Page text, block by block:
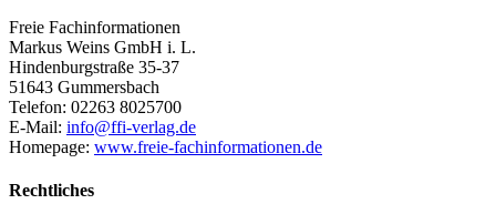
Freie Fachinformationen
Markus Weins GmbH i. L.
Hindenburgstraße 35-37
51643 Gummersbach
Telefon: 02263 8025700
E-Mail: info@ffi-verlag.de
Homepage: www.freie-fachinformationen.de
Rechtliches